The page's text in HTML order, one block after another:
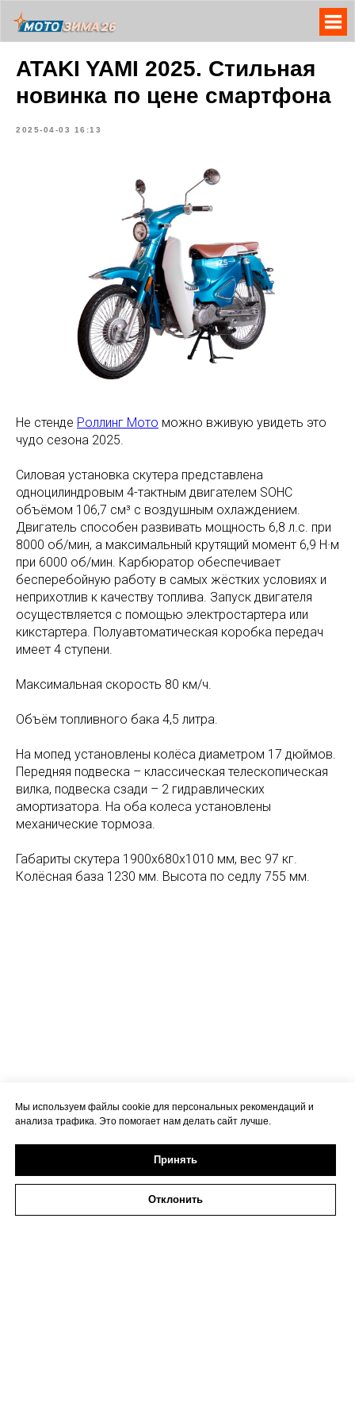
ATAKI YAMI 2025. Стильная
новинка по цене смартфона
2025-04-03 16:13
Не стенде Роллинг Мото можно вживую увидеть это
чудо сезона 2025.
Силовая установка скутера представлена
одноцилиндровым 4-тактным двигателем SOHC
объёмом 106,7 см³ с воздушным охлаждением.
Двигатель способен развивать мощность 6,8 л.с. при
8000 об/мин, а максимальный крутящий момент 6,9 Н·м
при 6000 об/мин. Карбюратор обеспечивает
бесперебойную работу в самых жёстких условиях и
неприхотлив к качеству топлива. Запуск двигателя
осуществляется с помощью электростартера или
кикстартера. Полуавтоматическая коробка передач
имеет 4 ступени.
Максимальная скорость 80 км/ч.
Объём топливного бака 4,5 литра.
На мопед установлены колёса диаметром 17 дюймов.
Передняя подвеска – классическая телескопическая
вилка, подвеска сзади – 2 гидравлических
амортизатора. На оба колеса установлены
механические тормоза.
Габариты скутера 1900х680х1010 мм, вес 97 кг.
Колёсная база 1230 мм. Высота по седлу 755 мм.
Мы используем файлы cookie для персональных рекомендаций и
анализа трафика. Это помогает нам делать сайт лучше.
Принять
Отклонить